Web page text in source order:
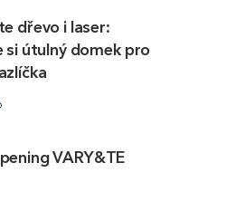
dřevo i laser:
si útulný domek pro
VARY&TE